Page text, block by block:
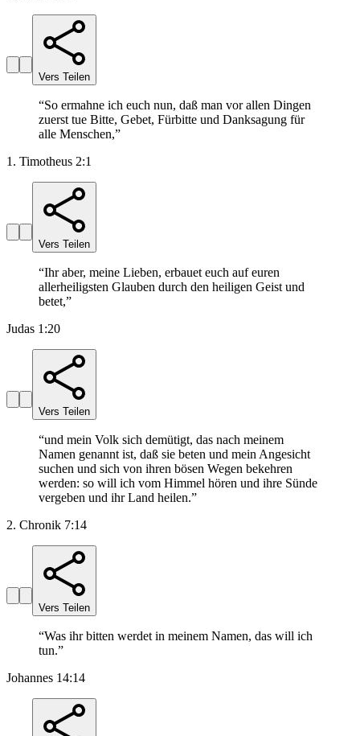
Vers Teilen
“So ermahne ich euch nun, daß man vor allen Dingen
zuerst tue Bitte, Gebet, Fürbitte und Danksagung für
alle Menschen,”
1. Timotheus 2:1
Vers Teilen
“Ihr aber, meine Lieben, erbauet euch auf euren
allerheiligsten Glauben durch den heiligen Geist und
betet,”
Judas 1:20
Vers Teilen
“und mein Volk sich demütigt, das nach meinem
Namen genannt ist, daß sie beten und mein Angesicht
suchen und sich von ihren bösen Wegen bekehren
werden: so will ich vom Himmel hören und ihre Sünde
vergeben und ihr Land heilen.”
2. Chronik 7:14
Vers Teilen
“Was ihr bitten werdet in meinem Namen, das will ich
tun.”
Johannes 14:14